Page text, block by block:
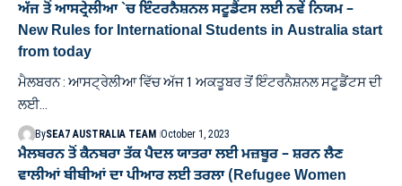
ਅੱਜ ਤੋਂ ਆਸਟ੍ਰੇਲੀਆ `ਚ ਇੰਟਰਨੈਸ਼ਨਲ ਸਟੂਡੈਂਟਸ ਲਈ ਨਵੇਂ ਨਿਯਮ –
New Rules for International Students in Australia start
from today
ਮੈਲਬਰਨ : ਆਸਟ੍ਰੇਲੀਆ ਵਿੱਚ ਅੱਜ 1 ਅਕਤੂਬਰ ਤੋਂ ਇੰਟਰਨੈਸ਼ਨਲ ਸਟੂਡੈਂਟਸ ਦੀ
ਲਈ…
BySEA7 AUSTRALIA TEAM October 1, 2023
ਮੈਲਬਰਨ ਤੋਂ ਕੈਨਬਰਾ ਤੱਕ ਪੈਦਲ ਯਾਤਰਾ ਲਈ ਮਜ਼ਬੂਰ – ਸ਼ਰਨ ਲੈਣ
ਵਾਲੀਆਂ ਬੀਬੀਆਂ ਦਾ ਪੀਆਰ ਲਈ ਤਰਲਾ (Refugee Women